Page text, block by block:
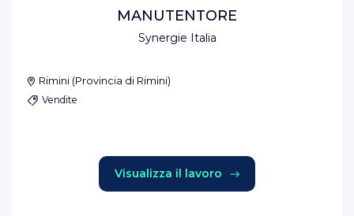
Synergie Italia
MANUTENTORE
Rimini (Provincia di Rimini)
Vendite
Visualizza il lavoro